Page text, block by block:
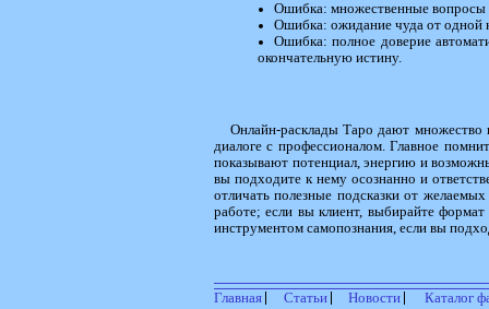
Ошибка: множественные вопросы
Ошибка: ожидание чуда от одной
Ошибка: полное доверие
окончательную истину.
Онлайн-расклады Таро дают множество
диалоге с профессионалом. Главное
показывают потенциал, энергию и
вы подходите к нему осознанно и
отличать полезные подсказки от
работе; если вы клиент, выбирайте
инструментом самопознания, если вы
Главная Статьи Новости
Каталог